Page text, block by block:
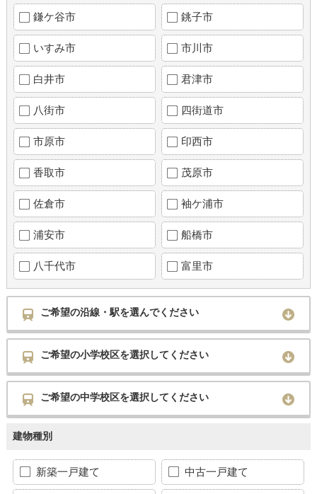
鎌ケ谷市 銚子市
いすみ市 市川市
白井市 君津市
八街市 四街道市
市原市 印西市
香取市 茂原市
佐倉市 袖ケ浦市
浦安市 船橋市
八千代市 富里市
ご希望の沿線・駅を選んでください
ご希望の小学校区を選択してください
ご希望の中学校区を選択してください
建物種別
新築一戸建て 中古一戸建て